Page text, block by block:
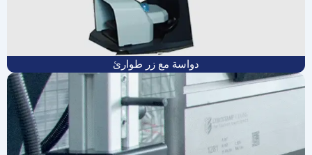
دواسة مع زر طوارئ